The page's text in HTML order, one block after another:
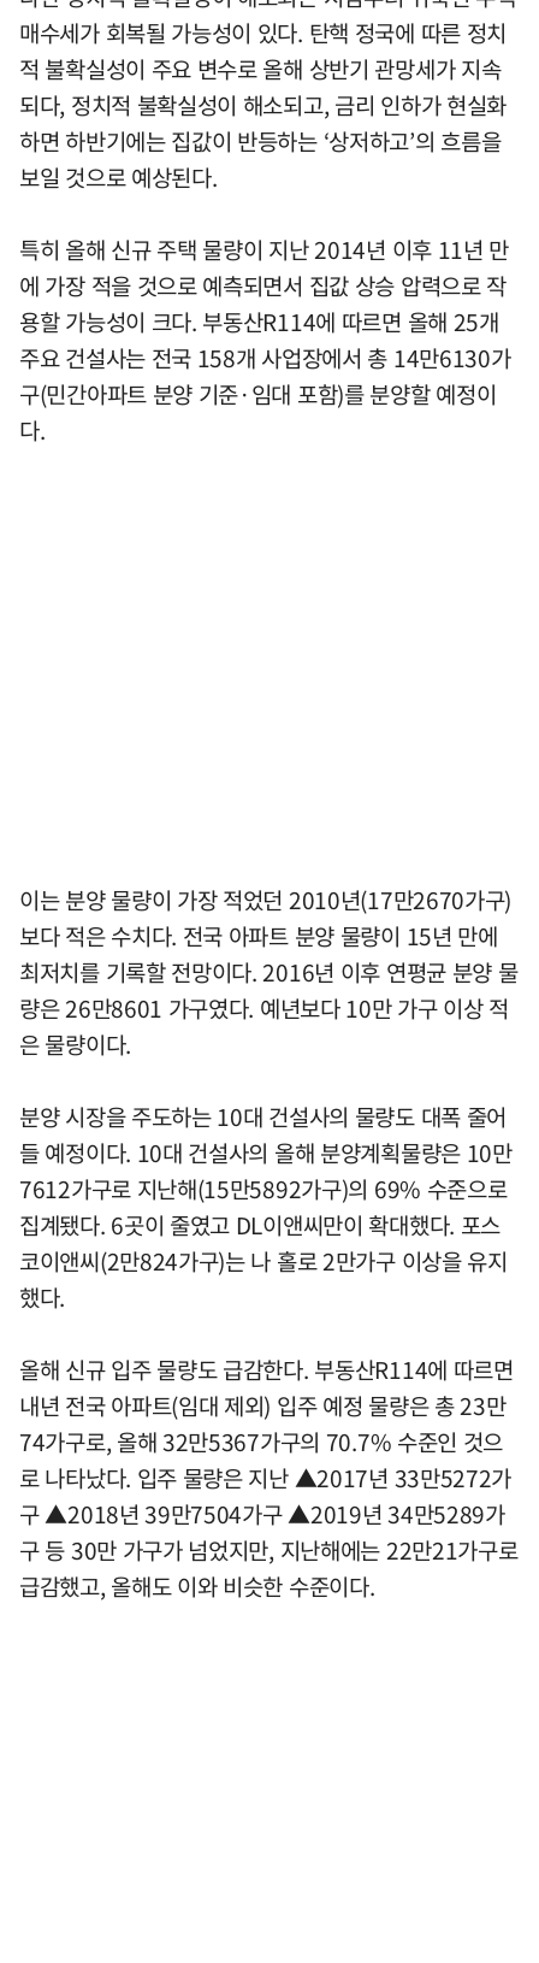
매수세가 회복될 가능성이 있다. 탄핵 정국에 따른 정치
적 불확실성이 주요 변수로 올해 상반기 관망세가 지속
되다, 정치적 불확실성이 해소되고, 금리 인하가 현실화
하면 하반기에는 집값이 반등하는 ‘상저하고’의 흐름을
보일 것으로 예상된다.
특히 올해 신규 주택 물량이 지난 2014년 이후 11년 만
에 가장 적을 것으로 예측되면서 집값 상승 압력으로 작
용할 가능성이 크다. 부동산R114에 따르면 올해 25개
주요 건설사는 전국 158개 사업장에서 총 14만6130가
구(민간아파트 분양 기준·임대 포함)를 분양할 예정이
다.
이는 분양 물량이 가장 적었던 2010년(17만2670가구)
보다 적은 수치다. 전국 아파트 분양 물량이 15년 만에
최저치를 기록할 전망이다. 2016년 이후 연평균 분양 물
량은 26만8601 가구였다. 예년보다 10만 가구 이상 적
은 물량이다.
분양 시장을 주도하는 10대 건설사의 물량도 대폭 줄어
들 예정이다. 10대 건설사의 올해 분양계획물량은 10만
7612가구로 지난해(15만5892가구)의 69% 수준으로
집계됐다. 6곳이 줄였고 DL이앤씨만이 확대했다. 포스
코이앤씨(2만824가구)는 나 홀로 2만가구 이상을 유지
했다.
올해 신규 입주 물량도 급감한다. 부동산R114에 따르면
내년 전국 아파트(임대 제외) 입주 예정 물량은 총 23만
74가구로, 올해 32만5367가구의 70.7% 수준인 것으
로 나타났다. 입주 물량은 지난 ▲2017년 33만5272가
구 ▲2018년 39만7504가구 ▲2019년 34만5289가
구 등 30만 가구가 넘었지만, 지난해에는 22만21가구로
급감했고, 올해도 이와 비슷한 수준이다.